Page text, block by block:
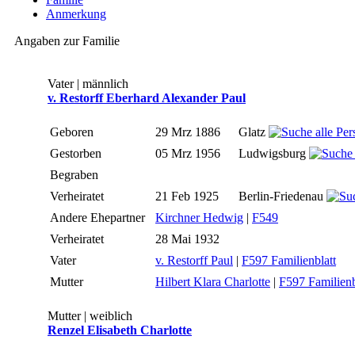
Anmerkung
Angaben zur Familie
Vater | männlich
v. Restorff Eberhard Alexander Paul
Geboren 29 Mrz 1886
Glatz
Gestorben
05 Mrz 1956
Ludwigsburg
Begraben
Verheiratet
21 Feb 1925
Berlin-Friedenau
Andere Ehepartner
Kirchner Hedwig | F549
Verheiratet
28 Mai 1932
Vater
v. Restorff Paul | F597 Familienblatt
Mutter
Hilbert Klara Charlotte | F597
Mutter | weiblich
Renzel Elisabeth Charlotte